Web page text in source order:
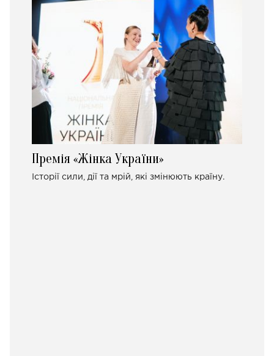
Премія «Жінка України»
Історії сили, дії та мрій, які змінюють країну.